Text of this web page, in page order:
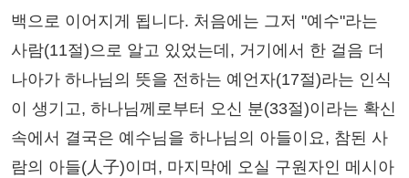
백으로 이어지게 됩니다. 처음에는 그저 "예수"라는
사람(11절)으로 알고 있었는데, 거기에서 한 걸음 더
나아가 하나님의 뜻을 전하는 예언자(17절)라는 인식
이 생기고, 하나님께로부터 오신 분(33절)이라는 확신
속에서 결국은 예수님을 하나님의 아들이요, 참된 사
람의 아들(人子)이며, 마지막에 오실 구원자인 메시아